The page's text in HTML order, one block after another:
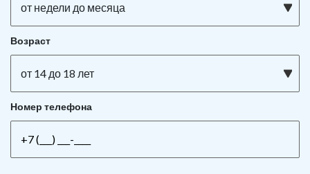
от недели до месяца
Возраст
от 14 до 18 лет
Номер телефона